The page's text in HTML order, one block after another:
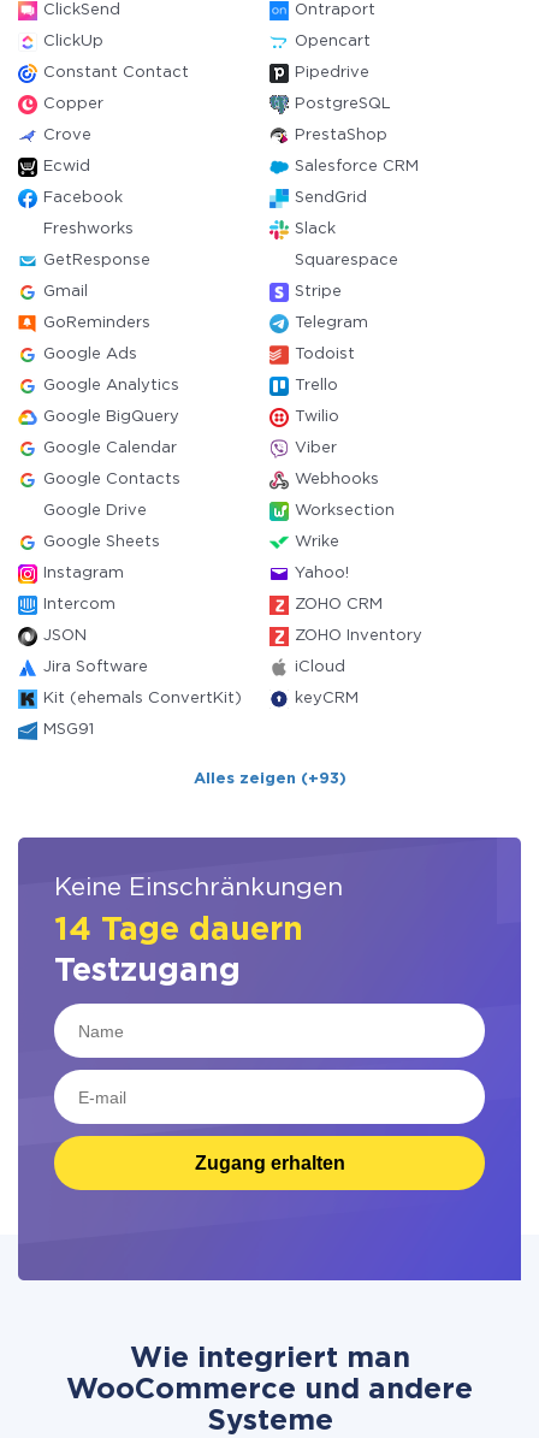
ClickSend Ontraport
ClickUp Opencart
Constant Contact Pipedrive
Copper PostgreSQL
Crove PrestaShop
Ecwid Salesforce CRM
Facebook SendGrid
Freshworks Slack
GetResponse Squarespace
Gmail Stripe
GoReminders Telegram
Google Ads Todoist
Google Analytics Trello
Google BigQuery Twilio
Google Calendar Viber
Google Contacts Webhooks
Google Drive Worksection
Google Sheets Wrike
Instagram Yahoo!
Intercom ZOHO CRM
JSON ZOHO Inventory
Jira Software iCloud
Kit (ehemals ConvertKit) keyCRM
MSG91
Alles zeigen (+93)
Keine Einschränkungen
14 Tage dauern
Testzugang
Zugang erhalten
Wie integriert man
WooCommerce und andere
Systeme